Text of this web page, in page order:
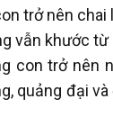
trở nên chai
vẫn khước từ
con trở nên
quảng đại